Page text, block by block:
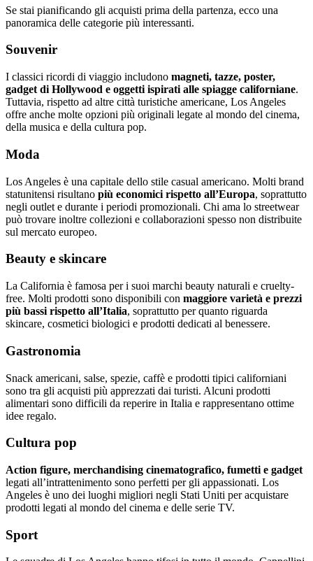
Se stai pianificando gli acquisti prima della partenza, ecco una
panoramica delle categorie più interessanti.
Souvenir
I classici ricordi di viaggio includono magneti, tazze, poster,
gadget di Hollywood e oggetti ispirati alle spiagge californiane.
Tuttavia, rispetto ad altre città turistiche americane, Los Angeles
offre anche molte opzioni più originali legate al mondo del cinema,
della musica e della cultura pop.
Moda
Los Angeles è una capitale dello stile casual americano. Molti brand
statunitensi risultano più economici rispetto all’Europa, soprattutto
negli outlet e durante i periodi promozionali. Chi ama lo streetwear
può trovare inoltre collezioni e collaborazioni spesso non distribuite
sul mercato europeo.
Beauty e skincare
La California è famosa per i suoi marchi beauty naturali e cruelty-
free. Molti prodotti sono disponibili con maggiore varietà e prezzi
più bassi rispetto all’Italia, soprattutto per quanto riguarda
skincare, cosmetici biologici e prodotti dedicati al benessere.
Gastronomia
Snack americani, salse, spezie, caffè e prodotti tipici californiani
sono tra gli acquisti più apprezzati dai turisti. Alcuni prodotti
alimentari sono difficili da reperire in Italia e rappresentano ottime
idee regalo.
Cultura pop
Action figure, merchandising cinematografico, fumetti e gadget
legati all’intrattenimento sono perfetti per gli appassionati. Los
Angeles è uno dei luoghi migliori negli Stati Uniti per acquistare
prodotti legati al mondo del cinema e delle serie TV.
Sport